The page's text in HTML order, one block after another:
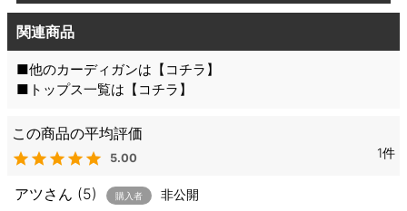
関連商品
■他のカーディガンは【 コチラ 】
■トップス一覧は【 コチラ 】
5.00 1
アツ 5 購入者
非公開